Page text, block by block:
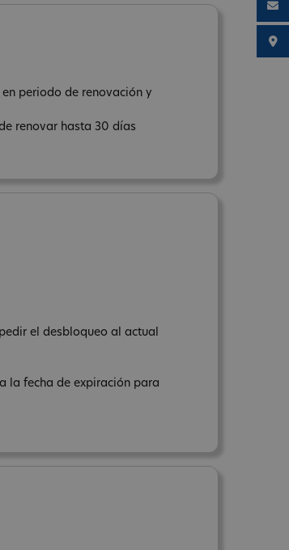
periodo de renovación y
renovar hasta 30 días
el desbloqueo al actual
la fecha de expiración para